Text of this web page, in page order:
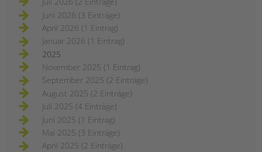
Juni 2026 (3 Einträge)
April 2026 (1 Eintrag)
Januar 2026 (1 Eintrag)
2025
November 2025 (1 Eintrag)
September 2025 (2 Einträge)
August 2025 (2 Einträge)
Juli 2025 (4 Einträge)
Juni 2025 (1 Eintrag)
Mai 2025 (3 Einträge)
April 2025 (2 Einträge)